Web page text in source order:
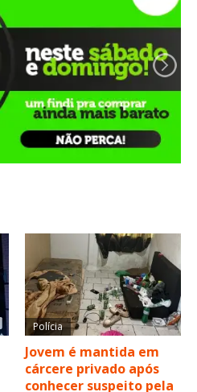
Polícia
Jovem é mantida em
cárcere privado após
conhecer suspeito pela